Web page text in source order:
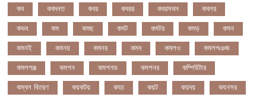
কব কবদনত কবর কবরর কবরসথন কবলর
কভব কম কমছ কমট কমটর কমড় কমন
কমনই কমনয় কমনর কমব কমলও কমলগঞজ
কমলগঞ্জ কমশন কমশনড কমশনর কম্পিউটার
কম্বল বিতরণ কয়কটয় কযচ কয়ট কয়দয় কযনসর